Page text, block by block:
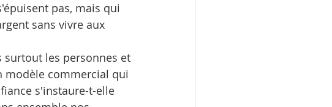
pas, mais qui
sans vivre aux
surtout les personnes et
modèle commercial qui
s'instaure-t-elle